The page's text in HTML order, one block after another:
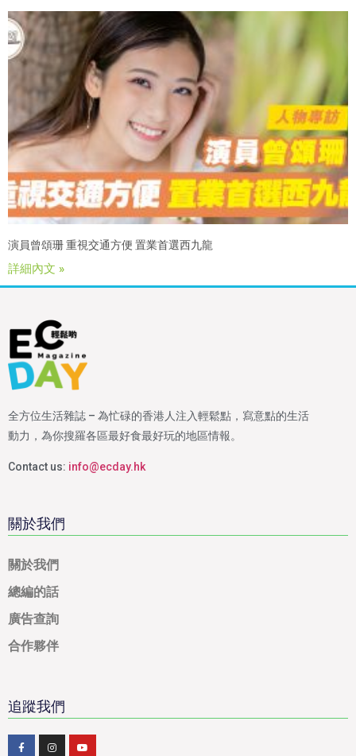
演員曾頌珊 重視交通方便 置業首選西九龍
詳細內文 »
全方位生活雜誌 – 為忙碌的香港人注入輕鬆點，寫意點的生活
動力，為你搜羅各區最好食最好玩的地區情報。
Contact us: info@ecday.hk
關於我們
關於我們
總編的話
廣告查詢
合作夥伴
追蹤我們